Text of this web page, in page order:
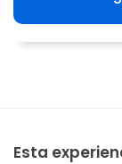
Esta